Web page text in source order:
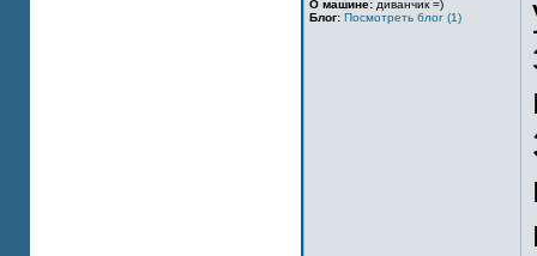
О машине: диванчик =)
Блог: Посмотреть блог (1)